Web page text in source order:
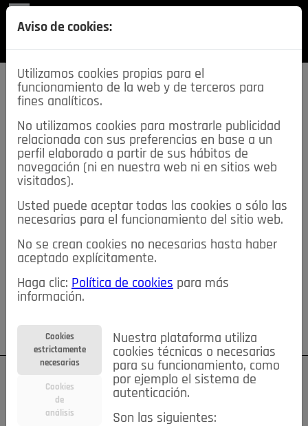
SECCIONES
descarga esta
REVISTA
≡NOTICIAS
NOTICIAS SERVICIOS DE INTERÉS
TABLÓN DE ANUNCIOS MIS ANUNCIOS CONTACTO
NOSOTROS
Su cuenta Regístrese ¿Olvidó su contraseña?
Aviso de cookies:
Utilizamos cookies propias para el
funcionamiento de la web y de terceros para
fines analíticos.
No utilizamos cookies para mostrarle publicidad
relacionada con sus preferencias en base a un
perfil elaborado a partir de sus hábitos de
navegación (ni en nuestra web ni en sitios web
visitados).
Usted puede aceptar todas las cookies o sólo las
necesarias para el funcionamiento del sitio web.
No se crean cookies no necesarias hasta haber
aceptado explícitamente.
Haga clic: Política de cookies para más
información.
Cookies
estrictamente
necesarias
Cookies
de
análisis
Nuestra plataforma utiliza
cookies técnicas o necesarias
para su funcionamiento, como
por ejemplo el sistema de
autenticación.
Son las siguientes: